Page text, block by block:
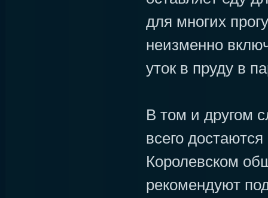
для многих
неизменно
уток в пруду в
В том и другом
всего
Королевском
рекомендуют